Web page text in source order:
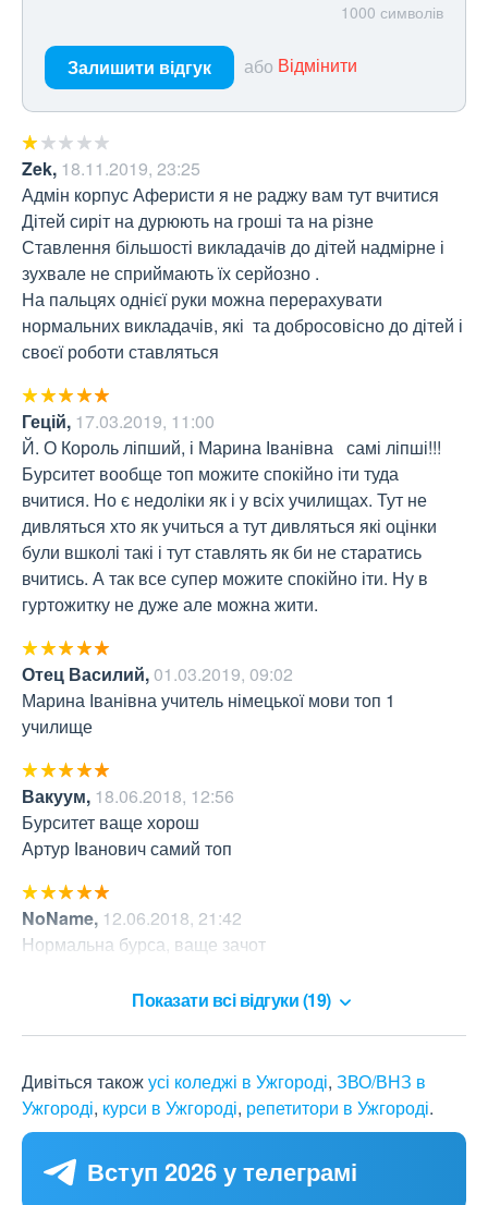
1000 символів
Залишити відгук або Відмінити
Zek, 18.11.2019, 23:25
Адмін корпус Аферисти я не раджу вам тут вчитися
Дітей сиріт на дурюють на гроші та на різне
Ставлення більшості викладачів до дітей надмірне і
зухвале не сприймають їх серйозно .
На пальцях однієї руки можна перерахувати
нормальних викладачів, які  та добросовісно до дітей і
своєї роботи ставляться
Гецій, 17.03.2019, 11:00
Й. О Король ліпший, і Марина Іванівна   самі ліпші!!!
Бурситет вообще топ можите спокійно іти туда
вчитися. Но є недоліки як і у всіх училищах. Тут не
дивляться хто як учиться а тут дивляться які оцінки
були вшколі такі і тут ставлять як би не старатись
вчитись. А так все супер можите спокійно іти. Ну в
гуртожитку не дуже але можна жити.
Отец Василий,01.03.2019, 09:02
Марина Іванівна учитель німецької мови топ 1
училище
Вакуум, 18.06.2018, 12:56
Бурситет ваще хорош
Артур Іванович самий топ
NoName, 12.06.2018, 21:42
Нормальна бурса, ваще зачот
Показати всі відгуки (19)
Дивіться такожусі коледжі в Ужгороді, ЗВО/ВНЗ в
Ужгороді, курси в Ужгороді, репетитори в Ужгороді.
Вступ 2026 у телеграмі